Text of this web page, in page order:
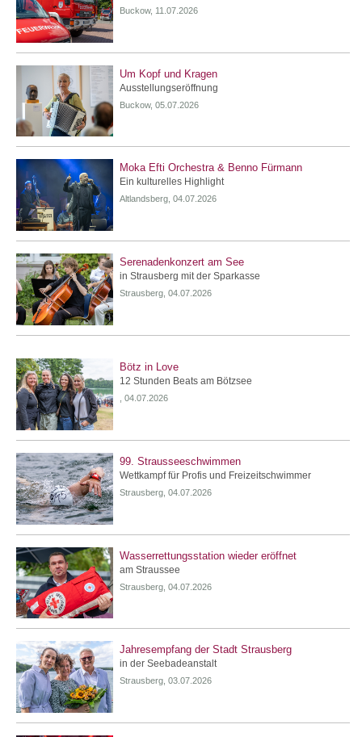
Buckow, 11.07.2026
Um Kopf und Kragen
Ausstellungseröffnung
Buckow, 05.07.2026
Moka Efti Orchestra & Benno Fürmann
Ein kulturelles Highlight
Altlandsberg, 04.07.2026
Serenadenkonzert am See
in Strausberg mit der Sparkasse
Strausberg, 04.07.2026
Bötz in Love
12 Stunden Beats am Bötzsee
, 04.07.2026
99. Strausseeschwimmen
Wettkampf für Profis und Freizeitschwimmer
Strausberg, 04.07.2026
Wasserrettungsstation wieder eröffnet
am Straussee
Strausberg, 04.07.2026
Jahresempfang der Stadt Strausberg
in der Seebadeanstalt
Strausberg, 03.07.2026